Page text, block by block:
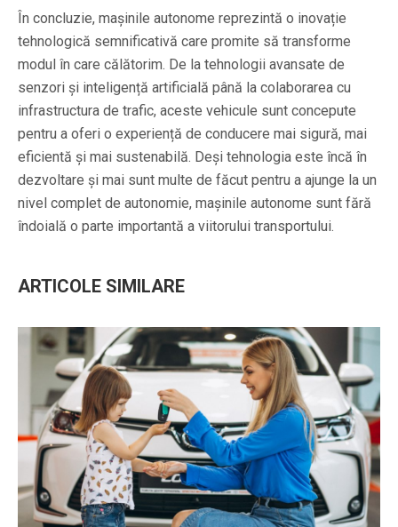
În concluzie, mașinile autonome reprezintă o inovație
tehnologică semnificativă care promite să transforme
modul în care călătorim. De la tehnologii avansate de
senzori și inteligență artificială până la colaborarea cu
infrastructura de trafic, aceste vehicule sunt concepute
pentru a oferi o experiență de conducere mai sigură, mai
eficientă și mai sustenabilă. Deși tehnologia este încă în
dezvoltare și mai sunt multe de făcut pentru a ajunge la un
nivel complet de autonomie, mașinile autonome sunt fără
îndoială o parte importantă a viitorului transportului.
ARTICOLE SIMILARE